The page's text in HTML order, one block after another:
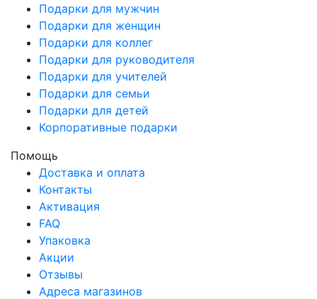
Подарки для мужчин
Подарки для женщин
Подарки для коллег
Подарки для руководителя
Подарки для учителей
Подарки для семьи
Подарки для детей
Корпоративные подарки
Помощь
Доставка и оплата
Контакты
Активация
FAQ
Упаковка
Акции
Отзывы
Адреса магазинов